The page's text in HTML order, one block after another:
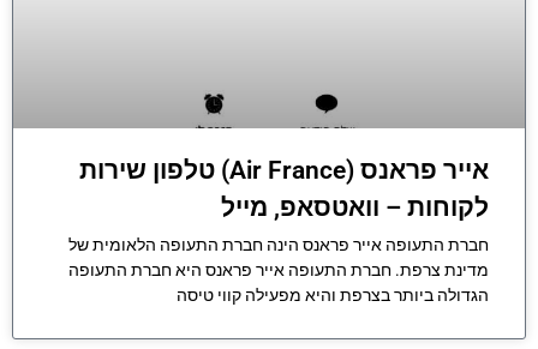
אייר פראנס (Air France) טלפון שירות
לקוחות – וואטסאפ, מייל
חברת התעופה אייר פראנס הינה חברת התעופה הלאומית של
מדינת צרפת. חברת התעופה אייר פראנס היא חברת התעופה
הגדולה ביותר בצרפת והיא מפעילה קווי טיסה